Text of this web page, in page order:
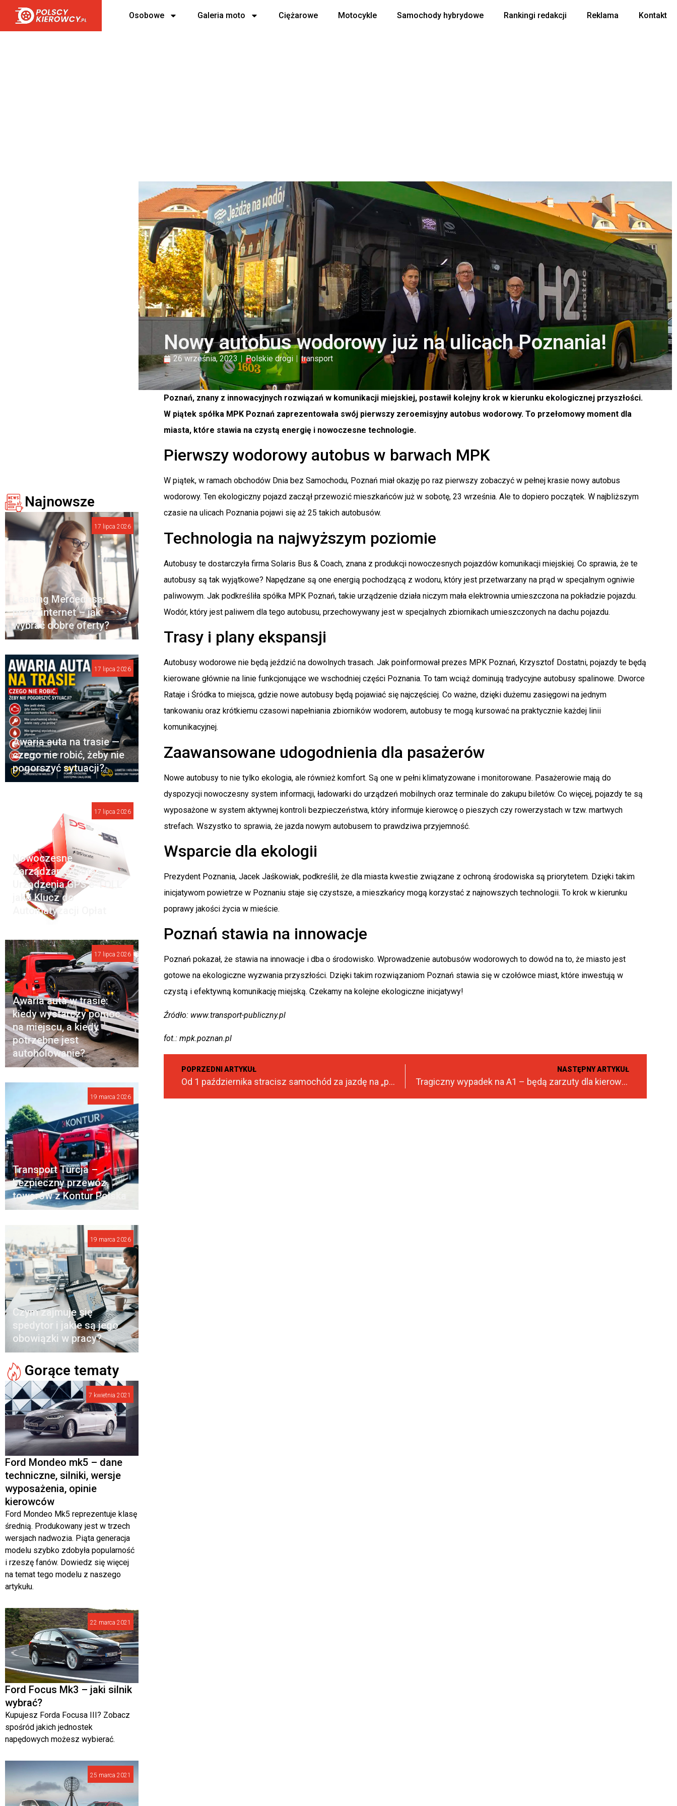
Osobowe Galeria moto Ciężarowe Motocykle Samochody hybrydowe Rankingi redakcji Reklama Kontakt
Nowy autobus wodorowy już na ulicach Poznania!
26 września, 2023 Polskie drogi transport
Poznań, znany z innowacyjnych rozwiązań w komunikacji miejskiej, postawił kolejny krok w kierunku ekologicznej przyszłości.
W piątek spółka MPK Poznań zaprezentowała swój pierwszy zeroemisyjny autobus wodorowy. To przełomowy moment dla
miasta, które stawia na czystą energię i nowoczesne technologie.
Pierwszy wodorowy autobus w barwach MPK
W piątek, w ramach obchodów Dnia bez Samochodu, Poznań miał okazję po raz pierwszy zobaczyć w pełnej krasie nowy autobus
wodorowy. Ten ekologiczny pojazd zaczął przewozić mieszkańców już w sobotę, 23 września. Ale to dopiero początek. W najbliższym
czasie na ulicach Poznania pojawi się aż 25 takich autobusów.
Technologia na najwyższym poziomie
Autobusy te dostarczyła firma Solaris Bus & Coach, znana z produkcji nowoczesnych pojazdów komunikacji miejskiej. Co sprawia, że te
autobusy są tak wyjątkowe? Napędzane są one energią pochodzącą z wodoru, który jest przetwarzany na prąd w specjalnym ogniwie
paliwowym. Jak podkreśliła spółka MPK Poznań, takie urządzenie działa niczym mała elektrownia umieszczona na pokładzie pojazdu.
Wodór, który jest paliwem dla tego autobusu, przechowywany jest w specjalnych zbiornikach umieszczonych na dachu pojazdu.
Trasy i plany ekspansji
Autobusy wodorowe nie będą jeździć na dowolnych trasach. Jak poinformował prezes MPK Poznań, Krzysztof Dostatni, pojazdy te będą
kierowane głównie na linie funkcjonujące we wschodniej części Poznania. To tam wciąż dominują tradycyjne autobusy spalinowe. Dworce
Rataje i Śródka to miejsca, gdzie nowe autobusy będą pojawiać się najczęściej. Co ważne, dzięki dużemu zasięgowi na jednym
tankowaniu oraz krótkiemu czasowi napełniania zbiorników wodorem, autobusy te mogą kursować na praktycznie każdej linii
komunikacyjnej.
Zaawansowane udogodnienia dla pasażerów
Nowe autobusy to nie tylko ekologia, ale również komfort. Są one w pełni klimatyzowane i monitorowane. Pasażerowie mają do
dyspozycji nowoczesny system informacji, ładowarki do urządzeń mobilnych oraz terminale do zakupu biletów. Co więcej, pojazdy te są
wyposażone w system aktywnej kontroli bezpieczeństwa, który informuje kierowcę o pieszych czy rowerzystach w tzw. martwych
strefach. Wszystko to sprawia, że jazda nowym autobusem to prawdziwa przyjemność.
Wsparcie dla ekologii
Prezydent Poznania, Jacek Jaśkowiak, podkreślił, że dla miasta kwestie związane z ochroną środowiska są priorytetem. Dzięki takim
inicjatywom powietrze w Poznaniu staje się czystsze, a mieszkańcy mogą korzystać z najnowszych technologii. To krok w kierunku
poprawy jakości życia w mieście.
Poznań stawia na innowacje
Poznań pokazał, że stawia na innowacje i dba o środowisko. Wprowadzenie autobusów wodorowych to dowód na to, że miasto jest
gotowe na ekologiczne wyzwania przyszłości. Dzięki takim rozwiązaniom Poznań stawia się w czołówce miast, które inwestują w
czystą i efektywną komunikację miejską. Czekamy na kolejne ekologiczne inicjatywy!
Źródło: www.transport-publiczny.pl
fot.: mpk.poznan.pl
POPRZEDNI ARTYKUŁ
Od 1 października stracisz samochód za jazdę na „podwójnym gazie”
NASTĘPNY ARTYKUŁ
Tragiczny wypadek na A1 – będą zarzuty dla kierowcy BMW
Najnowsze
Leasing Mercedesa
przez internet – jak
wybrać dobre oferty?
17 lipca 2026
Awaria auta na trasie —
czego nie robić, żeby nie
pogorszyć sytuacji?
17 lipca 2026
Nowoczesne
Zarządzanie Flotą:
Urządzenia GPS e-TOLL
jako Klucz do
Automatyzacji Opłat
17 lipca 2026
Awaria auta w trasie:
kiedy wystarczy pomoc
na miejscu, a kiedy
potrzebne jest
autoholowanie?
17 lipca 2026
Transport Turcja –
bezpieczny przewóz
towarów z Kontur Polska
19 marca 2026
Czym zajmuje się
spedytor i jakie są jego
obowiązki w pracy?
19 marca 2026
Gorące tematy
7 kwietnia 2021
Ford Mondeo mk5 – dane
techniczne, silniki, wersje
wyposażenia, opinie
kierowców
Ford Mondeo Mk5 reprezentuje klasę
średnią. Produkowany jest w trzech
wersjach nadwozia. Piąta generacja
modelu szybko zdobyła popularność
i rzeszę fanów. Dowiedz się więcej
na temat tego modelu z naszego
artykułu.
22 marca 2021
Ford Focus Mk3 – jaki silnik
wybrać?
Kupujesz Forda Focusa III? Zobacz
spośród jakich jednostek
napędowych możesz wybierać.
25 marca 2021